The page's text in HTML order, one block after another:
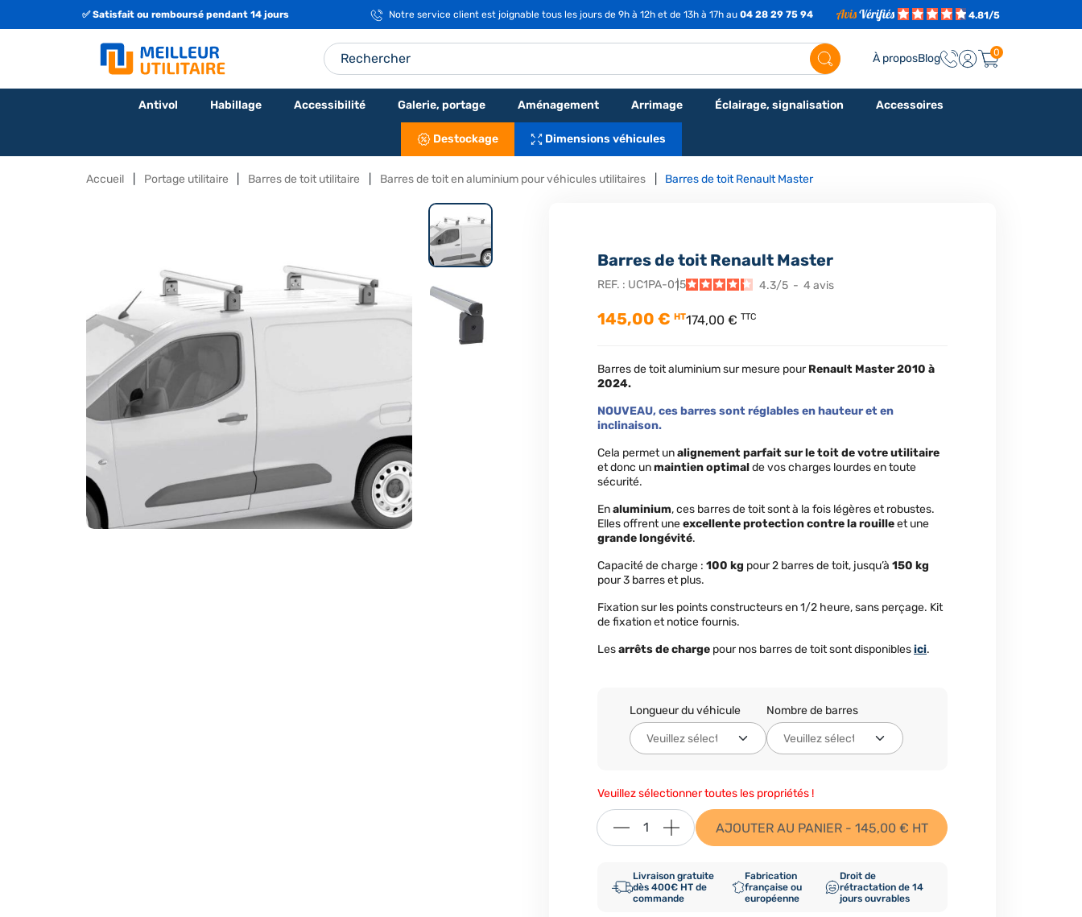
🇫🇷 Fabrication Française ou Européenne Notre service client est joignable tous les jours de 9h à 12h et de 13h à 17h au 04 28 29 75 94 4.81/5
À proposBlog 0
Antivol Habillage Accessibilité Galerie, portage Aménagement Arrimage Éclairage, signalisation Accessoires
Destockage Dimensions véhicules
Accueil Portage utilitaire Barres de toit utilitaire Barres de toit en aluminium pour véhicules utilitaires Barres de toit Renault Master
Barres de toit Renault Master
REF. : UC1PA-015 4.3/5 - 4 avis
145,00 € HT174,00 € TTC
Barres de toit aluminium sur mesure pourRenault Master 2010 à
2024.
NOUVEAU, ces barres sont réglables en hauteur et en
inclinaison.
Cela permet unalignement parfait sur le toit de votre utilitaire
et donc unmaintien optimalde vos charges lourdes en toute
sécurité.
Enaluminium, ces barres de toit sont à la fois légères et robustes.
Elles offrent uneexcellente protection contre la rouilleet une
grande longévité.
Capacité de charge : 100 kg pour 2 barres de toit, jusqu’à 150 kg
pour 3 barres et plus.
Fixation sur les points constructeurs en 1/2 heure, sans perçage. Kit
de fixation et notice fournis.
Lesarrêts de charge pour nos barres de toit sont disponiblesici.
Longueur du véhicule Nombre de barres
Veuillez sélectionner toutes les propriétés !
AJOUTER AU PANIER - 145,00 € HT
Livraison gratuite
dès 400€ HT de
commande
Fabrication
française ou
européenne
Droit de
rétractation de 14
jours ouvrables